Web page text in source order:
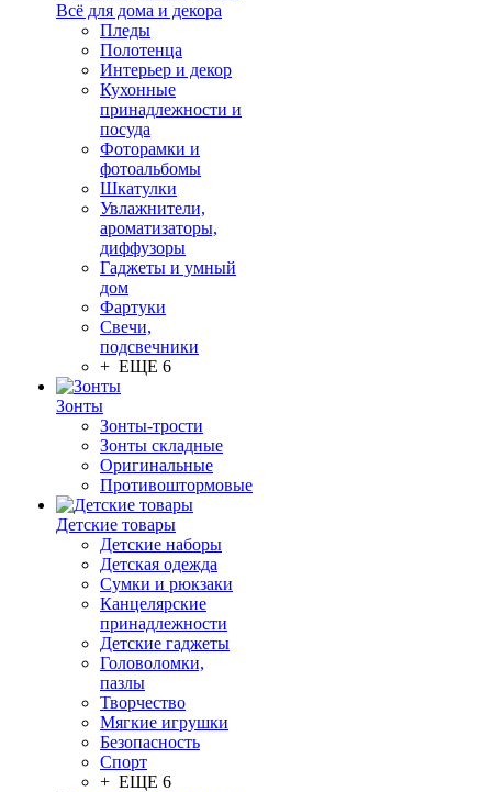
Всё для дома и декора
Пледы
Полотенца
Интерьер и декор
Кухонные
принадлежности и
посуда
Фоторамки и
фотоальбомы
Шкатулки
Увлажнители,
ароматизаторы,
диффузоры
Гаджеты и умный
дом
Фартуки
Свечи,
подсвечники
+ ЕЩЕ 6
Зонты
Зонты-трости
Зонты складные
Оригинальные
Противоштормовые
Детские товары
Детские наборы
Детская одежда
Сумки и рюкзаки
Канцелярские
принадлежности
Детские гаджеты
Головоломки,
пазлы
Творчество
Мягкие игрушки
Безопасность
Спорт
+ ЕЩЕ 6